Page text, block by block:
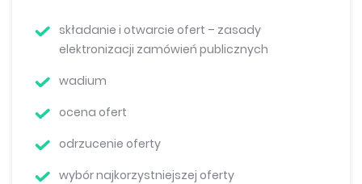
składanie i otwarcie ofert – zasady
elektronizacji zamówień publicznych
wadium
ocena ofert
odrzucenie oferty
wybór najkorzystniejszej oferty